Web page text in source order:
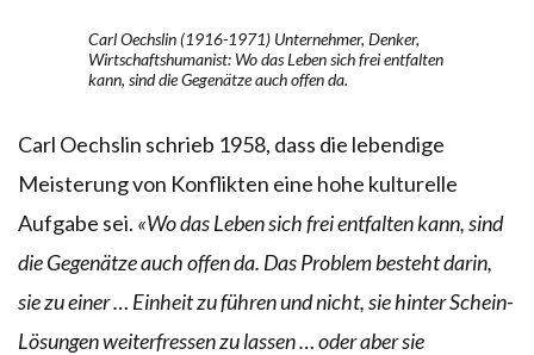
Carl Oechslin (1916-1971) Unternehmer, Denker,
Wirtschaftshumanist: Wo das Leben sich frei entfalten
kann, sind die Gegenätze auch offen da.
Carl Oechslin schrieb 1958, dass die lebendige
Meisterung von Konflikten eine hohe kulturelle
Aufgabe sei. «Wo das Leben sich frei entfalten kann, sind
die Gegenätze auch offen da. Das Problem besteht darin,
sie zu einer … Einheit zu führen und nicht, sie hinter Schein-
Lösungen weiterfressen zu lassen … oder aber sie